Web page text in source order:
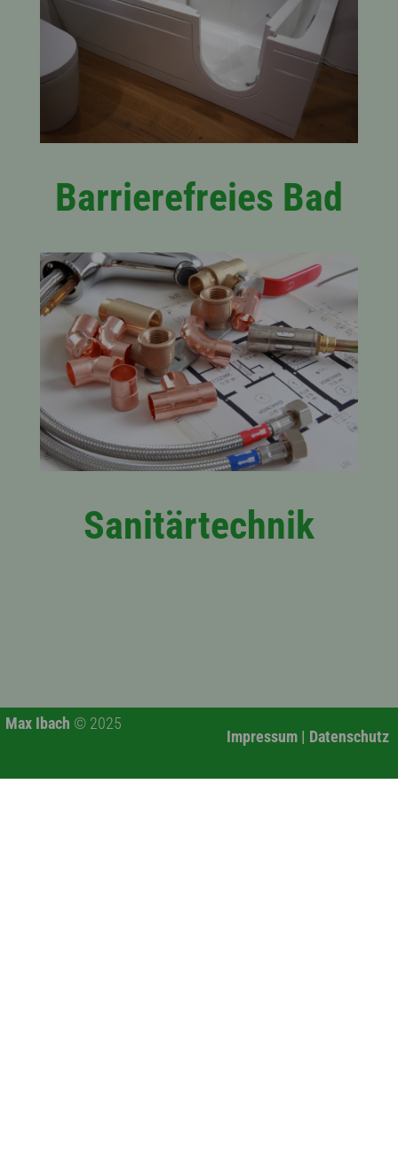
Barrierefreies Bad
Sanitärtechnik
Max Ibach © 2025
Impressum | Datenschutz